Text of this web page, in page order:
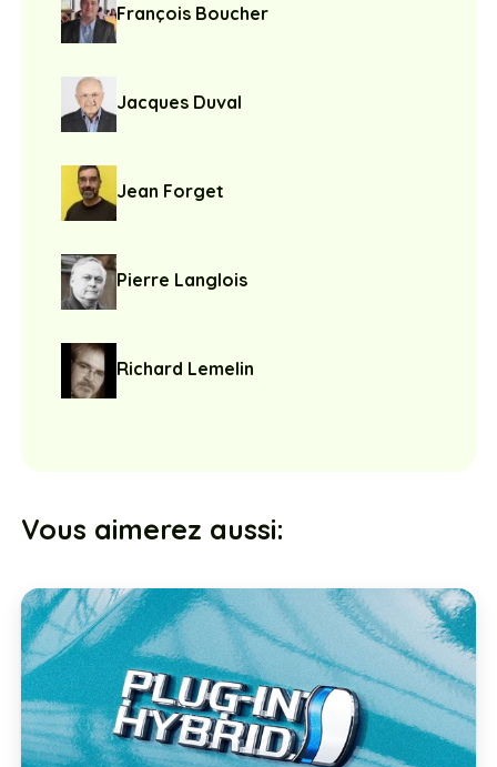
François Boucher
Jacques Duval
Jean Forget
Pierre Langlois
Richard Lemelin
Vous aimerez aussi: